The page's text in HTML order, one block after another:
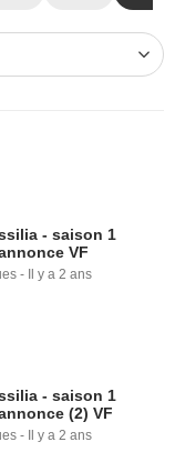
- saison 1
VF
- Il y a 2 ans
- saison 1
(2) VF
- Il y a 2 ans